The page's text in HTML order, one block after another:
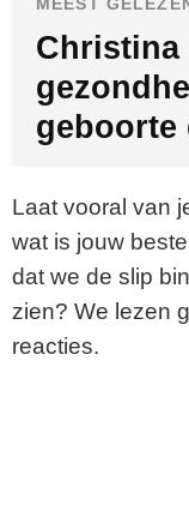
geboorte
Laat vooral van
wat is jouw beste
dat we de slip
zien? We lezen
reacties.